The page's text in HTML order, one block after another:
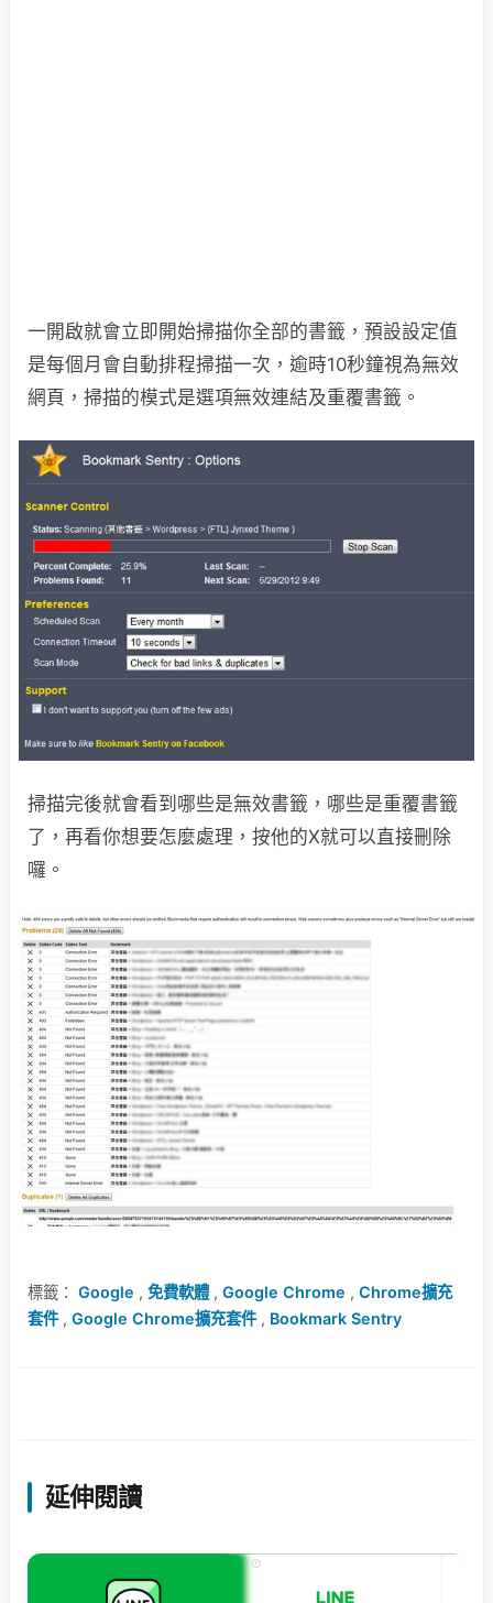
一開啟就會立即開始掃描你全部的書籤，預設設定值
是每個月會自動排程掃描一次，逾時10秒鐘視為無效
網頁，掃描的模式是選項無效連結及重覆書籤。
掃描完後就會看到哪些是無效書籤，哪些是重覆書籤
了，再看你想要怎麼處理，按他的X就可以直接刪除
囉。
標籤： Google , 免費軟體, Google Chrome , Chrome擴充
套件, Google Chrome擴充套件, Bookmark Sentry
延伸閱讀